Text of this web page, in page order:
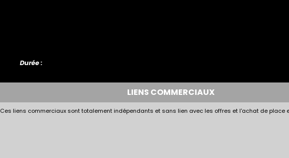
Durée :
LIENS COMMERCIAUX
Ces liens commerciaux sont totalement indépendants et sans lien avec les offres et l'achat de place